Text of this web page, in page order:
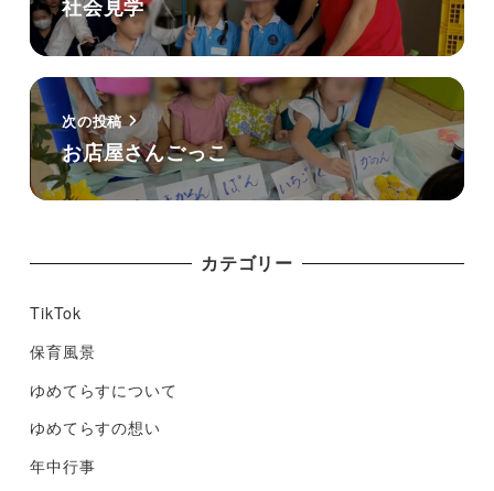
社会見学
次の投稿
お店屋さんごっこ
カテゴリー
TikTok
保育風景
ゆめてらすについて
ゆめてらすの想い
年中行事